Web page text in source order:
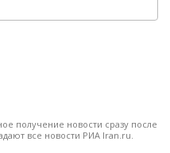
получение новости сразу после
все новости РИА Iran.ru.